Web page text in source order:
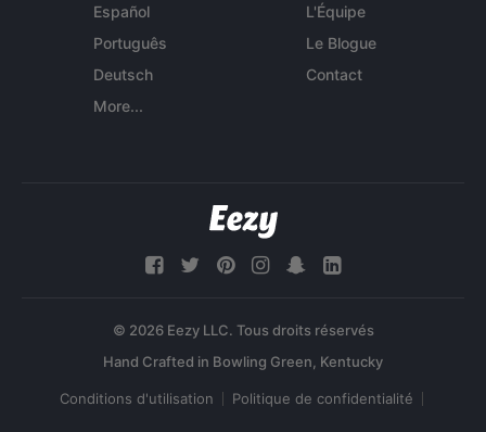
Español
Português
Deutsch
More...
L'Équipe
Le Blogue
Contact
© 2026 Eezy LLC. Tous droits réservés
Conditions d'utilisation Politique de confidentialité